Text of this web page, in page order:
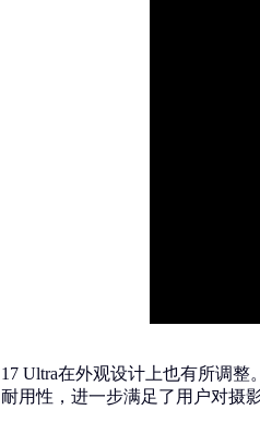
Ultra在外观设计上也有所调
用性，进一步满足了用户对摄